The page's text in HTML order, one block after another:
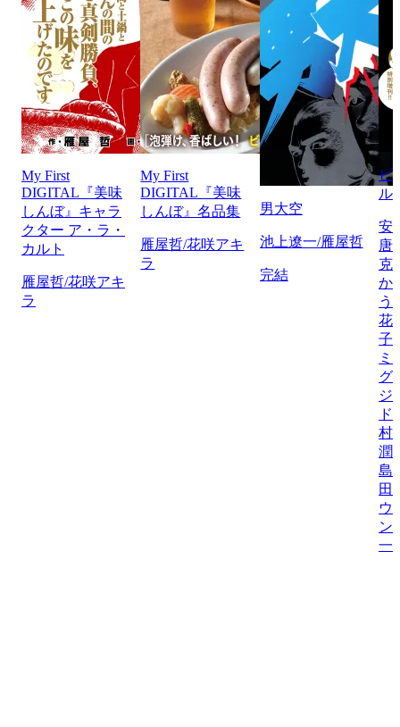
My First
DIGITAL『美味
しんぼ』キャラ
クター ア・ラ・
カルト
雁屋哲/花咲アキ
ラ
My First
DIGITAL『美味
しんぼ』名品集
雁屋哲/花咲アキ
ラ
男大空
池上遼一/雁屋哲
完結
ビ
ル
安
唐
克
か
う
花
子/
ミ
グ
ジ
ド
村
潤/
島
田
ウ
ン
一